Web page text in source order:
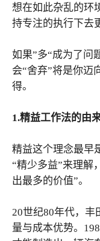
想在如此杂乱的环
持专注的执行下去
如果”多“成为了问
会“舍弃”将是你迈
得。
1.精益工作法的由
精益这个理念最早
“精少多益”来理解
出最多的价值”。
20世纪80年代，
量与成本优势。